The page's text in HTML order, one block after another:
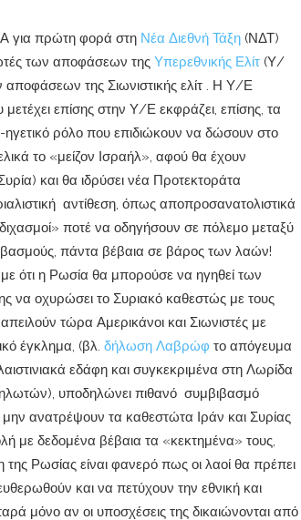
για πρώτη φορά στη Νέα Διεθνή Τάξη (ΝΔΤ)
των αποφάσεων της Υπερεθνικής Ελίτ (Υ/
της Σιωνιστικής ελίτ . Η Υ/Ε
επίσης στην Υ/Ε εκφράζει, επίσης, τα
ηγετικό ρόλο που επιδιώκουν να δώσουν στο
το «μείζον Ισραήλ», αφού θα έχουν
και θα ιδρύσει νέα Προτεκτοράτα
αντίθεση, όπως αποπροσανατολιστικά
ποτέ να οδηγήσουν σε πόλεμο μεταξύ
πάντα βέβαια σε βάρος των λαών!
ότι η Ρωσία θα μπορούσε να ηγηθεί των
να οχυρώσει το Συριακό καθεστώς με τους
τώρα Αμερικάνοι και Σιωνιστές με
έγκλημα, (βλ. δήλωση Λαβρώφ το απόγευμα
εδάφη και συγκεκριμένα στη Λωρίδα
υποδηλώνει πιθανό συμβιβασμό
ανατρέψουν τα καθεστώτα Ιράν και Συρίας
με δεδομένα βέβαια τα «κεκτημένα» τους,
Ρωσίας είναι φανερό πως οι λαοί θα πρέπει
και να πετύχουν την εθνική και
μόνο αν οι υποσχέσεις της δικαιώνονται από